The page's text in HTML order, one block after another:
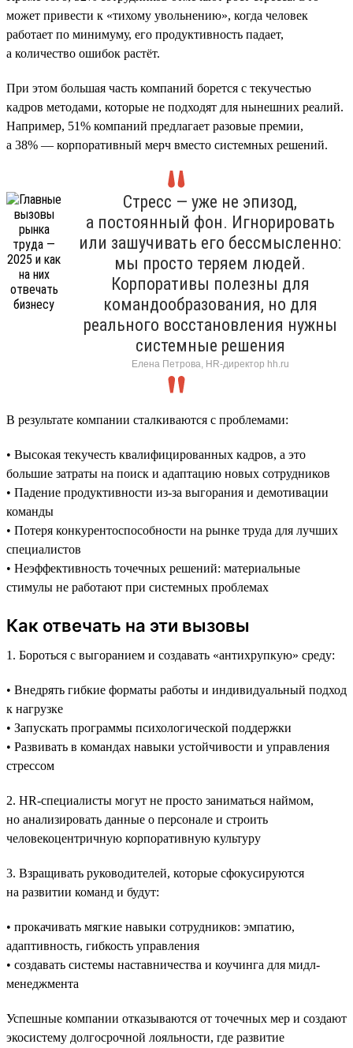
может привести к «тихому увольнению», когда человек
работает по минимуму, его продуктивность падает,
а количество ошибок растёт.
При этом большая часть компаний борется с текучестью
кадров методами, которые не подходят для нынешних реалий.
Например, 51% компаний предлагает разовые премии,
а 38% — корпоративный мерч вместо системных решений.
Стресс — уже не эпизод,
а постоянный фон. Игнорировать
или зашучивать его бессмысленно:
мы просто теряем людей.
Корпоративы полезны для
командообразования, но для
реального восстановления нужны
системные решения
Елена Петрова, HR-директор hh.ru
В результате компании сталкиваются с проблемами:
• Высокая текучесть квалифицированных кадров, а это
большие затраты на поиск и адаптацию новых сотрудников
• Падение продуктивности из-за выгорания и демотивации
команды
• Потеря конкурентоспособности на рынке труда для лучших
специалистов
• Неэффективность точечных решений: материальные
стимулы не работают при системных проблемах
Как отвечать на эти вызовы
1. Бороться с выгоранием и создавать «антихрупкую» среду:
• Внедрять гибкие форматы работы и индивидуальный подход
к нагрузке
• Запускать программы психологической поддержки
• Развивать в командах навыки устойчивости и управления
стрессом
2. HR-специалисты могут не просто заниматься наймом,
но анализировать данные о персонале и строить
человекоцентричную корпоративную культуру
3. Взращивать руководителей, которые сфокусируются
на развитии команд и будут:
• прокачивать мягкие навыки сотрудников: эмпатию,
адаптивность, гибкость управления
• создавать системы наставничества и коучинга для мидл-
менеджмента
Успешные компании отказываются от точечных мер и создают
экосистему долгосрочной лояльности, где развитие